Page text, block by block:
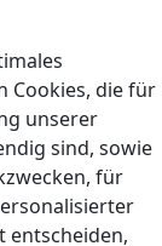
Cookies, die für
unserer
sind, sowie
für
entscheiden,